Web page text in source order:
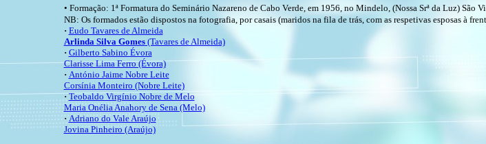
• Formação: 1ª Formatura do Seminário Nazareno de Cabo Verde, em 1956, no Mindelo, (Nossa Srª da Luz) São
NB: Os formados estão dispostos na fotografia, por casais (maridos na fila de trás, com as respetivas esposas à
· Eudo Tavares de Almeida
Arlinda Silva Gomes(Tavares de Almeida)
· Gilberto Sabino Évora
Clarisse Lima Ferro (Évora)
· António Jaime Nobre Leite
Corsínia Monteiro (Nobre Leite)
· Teobaldo Virgínio Nobre de Melo
Maria Onélia Anahory de Sena (Melo)
· Adriano do Vale Araújo
Jovina Pinheiro (Araújo)